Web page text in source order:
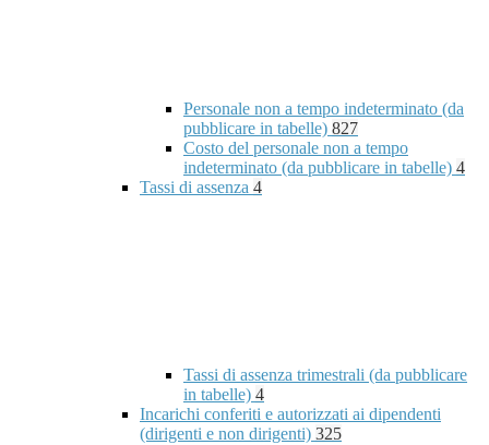
Personale non a tempo indeterminato (da
pubblicare in tabelle) 827
Costo del personale non a tempo
indeterminato (da pubblicare in tabelle) 4
Tassi di assenza 4
Tassi di assenza trimestrali (da pubblicare
in tabelle) 4
Incarichi conferiti e autorizzati ai dipendenti
(dirigenti e non dirigenti) 325